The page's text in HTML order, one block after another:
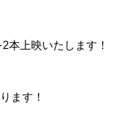
本上映いたします！
ます！